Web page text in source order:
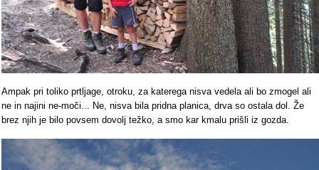
Ampak pri toliko prtljage, otroku, za katerega nisva vedela ali bo zmogel ali
ne in najini ne-moči... Ne, nisva bila pridna planica, drva so ostala dol. Že
brez njih je bilo povsem dovolj težko, a smo kar kmalu prišli iz gozda.